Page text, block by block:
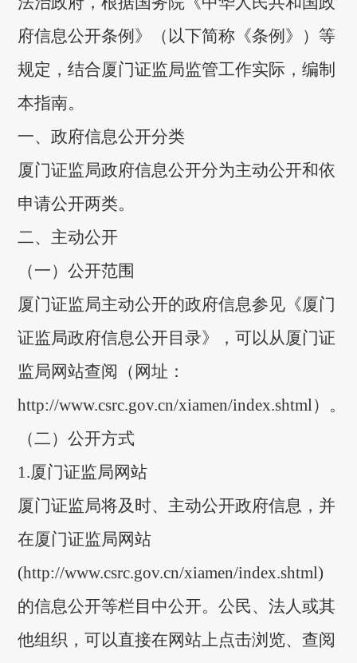
府信息公开条例》（以下简称《条例》）等
规定，结合厦门证监局监管工作实际，编制
本指南。
一、政府信息公开分类
厦门证监局政府信息公开分为主动公开和依
申请公开两类。
二、主动公开
（一）公开范围
厦门证监局主动公开的政府信息参见《厦门
证监局政府信息公开目录》，可以从厦门证
监局网站查阅
（网址：
http://www.csrc.gov.cn/xiamen/index.shtml） 。
（二）公开方式
1.厦门证监局网站
厦门证监局将及时、主动公开政府信息，并
在厦门证监局网站
(http://www.csrc.gov.cn/xiamen/index.shtml)
的信息公开等栏目中公开。公民、法人或其
他组织，可以直接在网站上点击浏览、查阅